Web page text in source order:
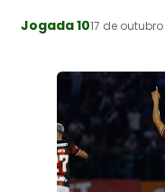
Jogada 1017 de